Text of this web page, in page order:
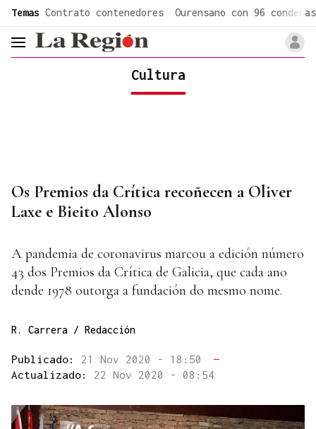
Temas Contrato contenedores Ourensano con 96 condenas
header.menu.open
Cultura
Os Premios da Crítica recoñecen a Oliver
Laxe e Bieito Alonso
A pandemia de coronavirus marcou a edición número
43 dos Premios da Crítica de Galicia, que cada ano
dende 1978 outorga a fundación do mesmo nome.
R. Carrera / Redacción
Publicado: 21 Nov 2020 - 18:50
—
Actualizado: 22 Nov 2020 - 08:54